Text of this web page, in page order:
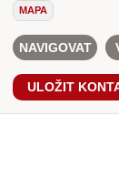
MAPA
NAVIGOVAT
ULOŽIT